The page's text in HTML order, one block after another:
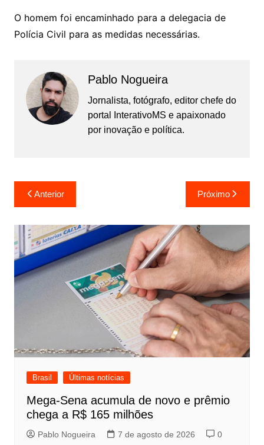
O homem foi encaminhado para a delegacia de
Polícia Civil para as medidas necessárias.
Pablo Nogueira
Jornalista, fotógrafo, editor chefe do
portal InterativoMS e apaixonado
por inovação e política.
Navegação
de
Post
Anterior Próximo
Brasil Últimas notícias
Mega-Sena acumula de novo e prêmio
chega a R$ 165 milhões
Pablo Nogueira 7 de agosto de 2026 0